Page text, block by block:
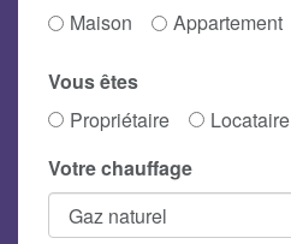
Maison
Appartement
Vous êtes
Propriétaire
Locataire
Votre chauffage